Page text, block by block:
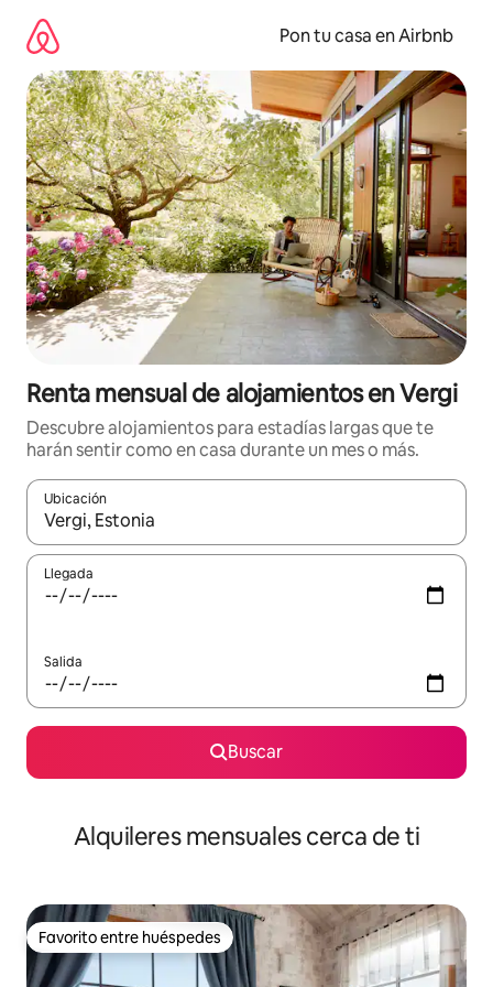
contenido
Pon tu casa en Airbnb
Renta mensual de alojamientos en Vergi
Descubre alojamientos para estadías largas que te
harán sentir como en casa durante un mes o más.
Ubicación
Cuando los resultados estén disponibles, navega con las
Llegada
Salida
Buscar
Alquileres mensuales cerca de ti
Favorito entre huéspedes
Favorito entre huéspedes